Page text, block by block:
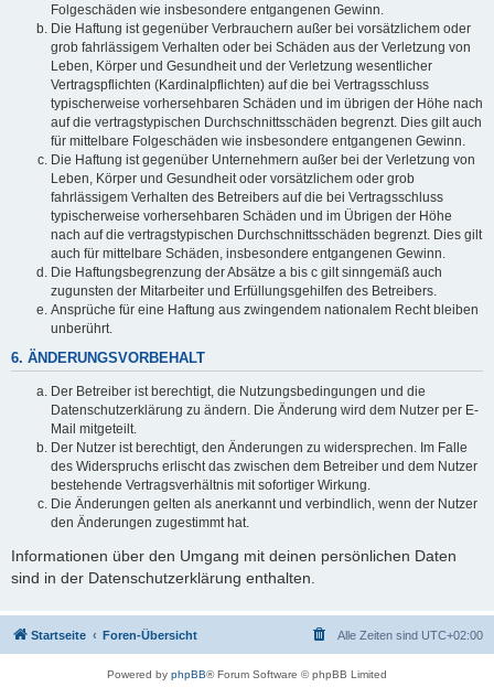
Folgeschäden wie insbesondere entgangenen Gewinn.
Die Haftung ist gegenüber Verbrauchern außer bei vorsätzlichem oder
grob fahrlässigem Verhalten oder bei Schäden aus der Verletzung von
Leben, Körper und Gesundheit und der Verletzung wesentlicher
Vertragspflichten (Kardinalpflichten) auf die bei Vertragsschluss
typischerweise vorhersehbaren Schäden und im übrigen der Höhe nach
auf die vertragstypischen Durchschnittsschäden begrenzt. Dies gilt auch
für mittelbare Folgeschäden wie insbesondere entgangenen Gewinn.
Die Haftung ist gegenüber Unternehmern außer bei der Verletzung von
Leben, Körper und Gesundheit oder vorsätzlichem oder grob
fahrlässigem Verhalten des Betreibers auf die bei Vertragsschluss
typischerweise vorhersehbaren Schäden und im Übrigen der Höhe
nach auf die vertragstypischen Durchschnittsschäden begrenzt. Dies gilt
auch für mittelbare Schäden, insbesondere entgangenen Gewinn.
Die Haftungsbegrenzung der Absätze a bis c gilt sinngemäß auch
zugunsten der Mitarbeiter und Erfüllungsgehilfen des Betreibers.
Ansprüche für eine Haftung aus zwingendem nationalem Recht bleiben
unberührt.
6. ÄNDERUNGSVORBEHALT
Der Betreiber ist berechtigt, die Nutzungsbedingungen und die
Datenschutzerklärung zu ändern. Die Änderung wird dem Nutzer per E-
Mail mitgeteilt.
Der Nutzer ist berechtigt, den Änderungen zu widersprechen. Im Falle
des Widerspruchs erlischt das zwischen dem Betreiber und dem Nutzer
bestehende Vertragsverhältnis mit sofortiger Wirkung.
Die Änderungen gelten als anerkannt und verbindlich, wenn der Nutzer
den Änderungen zugestimmt hat.
Informationen über den Umgang mit deinen persönlichen Daten
sind in der Datenschutzerklärung enthalten.
Startseite Foren-Übersicht Alle Zeiten sind UTC+02:00
Powered by phpBB® Forum Software © phpBB Limited